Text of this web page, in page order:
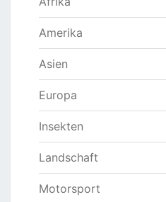
Amerika
Asien
Europa
Insekten
Landschaft
Motorsport